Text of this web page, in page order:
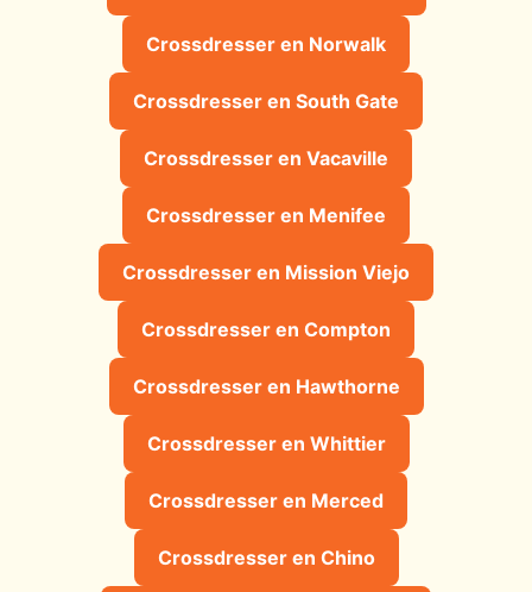
Crossdresser en Norwalk
Crossdresser en South Gate
Crossdresser en Vacaville
Crossdresser en Menifee
Crossdresser en Mission Viejo
Crossdresser en Compton
Crossdresser en Hawthorne
Crossdresser en Whittier
Crossdresser en Merced
Crossdresser en Chino